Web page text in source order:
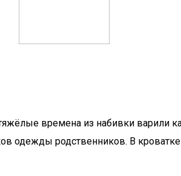
времена из набивки варили
одежды родственников. В